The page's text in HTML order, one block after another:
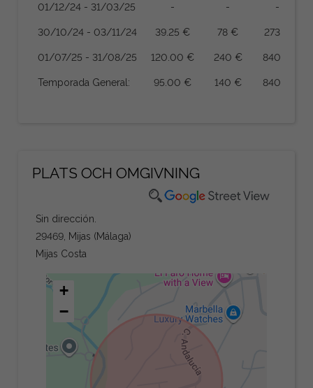
01/12/24 - 31/03/25 - - -
30/10/24 - 03/11/24 39.25 € 78 € 273 €
01/07/25 - 31/08/25 120.00 € 240 € 840 €
Temporada General: 95.00 € 140 € 840 €
PLATS OCH OMGIVNING
Sin dirección.
29469, Mijas (Málaga)
Mijas Costa
+
−